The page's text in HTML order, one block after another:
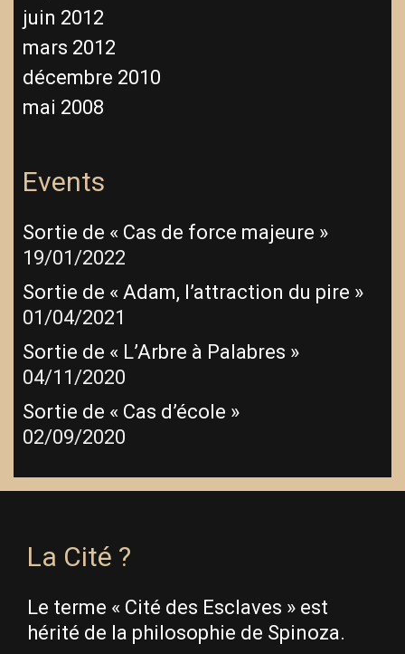
juin 2012
mars 2012
décembre 2010
mai 2008
Events
Sortie de « Cas de force majeure »
19/01/2022
Sortie de « Adam, l’attraction du pire »
01/04/2021
Sortie de « L’Arbre à Palabres »
04/11/2020
Sortie de « Cas d’école »
02/09/2020
La Cité ?
Le terme « Cité des Esclaves » est
hérité de la philosophie de Spinoza.